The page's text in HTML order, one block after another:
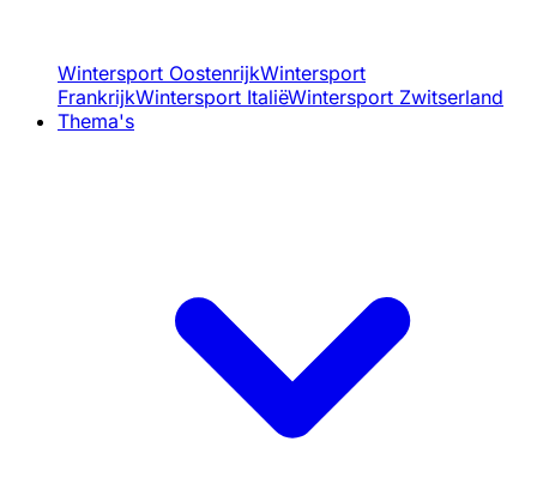
Wintersport OostenrijkWintersport
FrankrijkWintersport ItaliëWintersport Zwitserland
Thema's